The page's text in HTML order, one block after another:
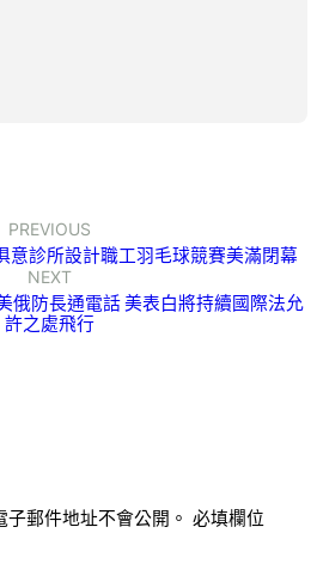
PREVIOUS
診所設計職工羽毛球競賽美滿閉幕
NEXT
俄防長通電話 美表白將持續國際法允
許之處飛行
郵件地址不會公開。 必填欄位